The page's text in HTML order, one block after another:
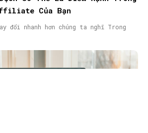
Của Bạn
nhanh hơn chúng ta nghĩ Trong